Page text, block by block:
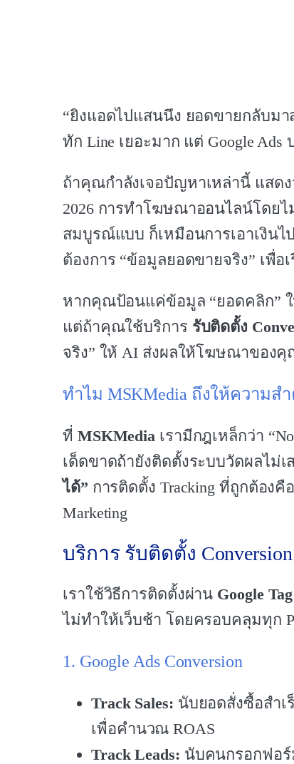
“ยิงแอดไปแสนนึง ยอดขายกลับม
ทัก Line เยอะมาก แต่ Google Ads
ถ้าคุณกำลังเจอปัญหาเหล่านี้ แสด
2026 การทำโฆษณาออนไลน์โดยไ
สมบูรณ์แบบ ก็เหมือนการเอาเงินไ
ต้องการ “ข้อมูลยอดขายจริง” เพื่
หากคุณป้อนแค่ข้อมูล “ยอดคลิก”
แต่ถ้าคุณใช้บริการ รับติดตั้ง
จริง” ให้ AI ส่งผลให้โฆษณาของ
ทำไม MSKMedia ถึงให้ความส
ที่ MSKMedia เรามีกฎเหล็กว่า
เด็ดขาดถ้ายังติดตั้งระบบวัดผลไม่เ
ได้” การติดตั้ง Tracking ที่ถูกต้อง
Marketing
บริการ รับติดตั้ง
เราใช้วิธีการติดตั้งผ่าน Google
ไม่ทำให้เว็บช้า โดยครอบคลุมทุก
1. Google Ads Conversion
Track Sales: นับยอดสั่งซื้อสำเ
เพื่อคำนวณ ROAS
Track Leads: นับคนกรอกฟอร์